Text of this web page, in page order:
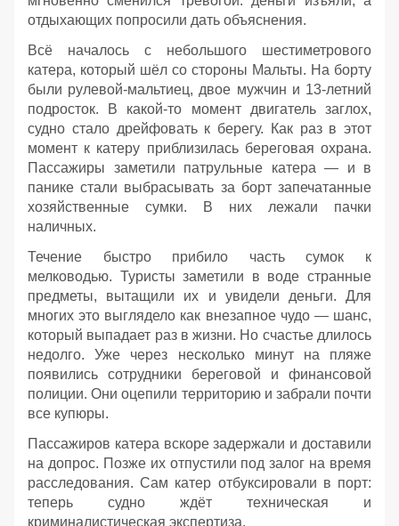
отдыхающих попросили дать объяснения.
Всё началось с небольшого шестиметрового
катера, который шёл со стороны Мальты. На борту
были рулевой‑мальтиец, двое мужчин и 13‑летний
подросток. В какой‑то момент двигатель заглох,
судно стало дрейфовать к берегу. Как раз в этот
момент к катеру приблизилась береговая охрана.
Пассажиры заметили патрульные катера — и в
панике стали выбрасывать за борт запечатанные
хозяйственные сумки. В них лежали пачки
наличных.
Течение быстро прибило часть сумок к
мелководью. Туристы заметили в воде странные
предметы, вытащили их и увидели деньги. Для
многих это выглядело как внезапное чудо — шанс,
который выпадает раз в жизни. Но счастье длилось
недолго. Уже через несколько минут на пляже
появились сотрудники береговой и финансовой
полиции. Они оцепили территорию и забрали почти
все купюры.
Пассажиров катера вскоре задержали и доставили
на допрос. Позже их отпустили под залог на время
расследования. Сам катер отбуксировали в порт:
теперь судно ждёт техническая и
криминалистическая экспертиза.